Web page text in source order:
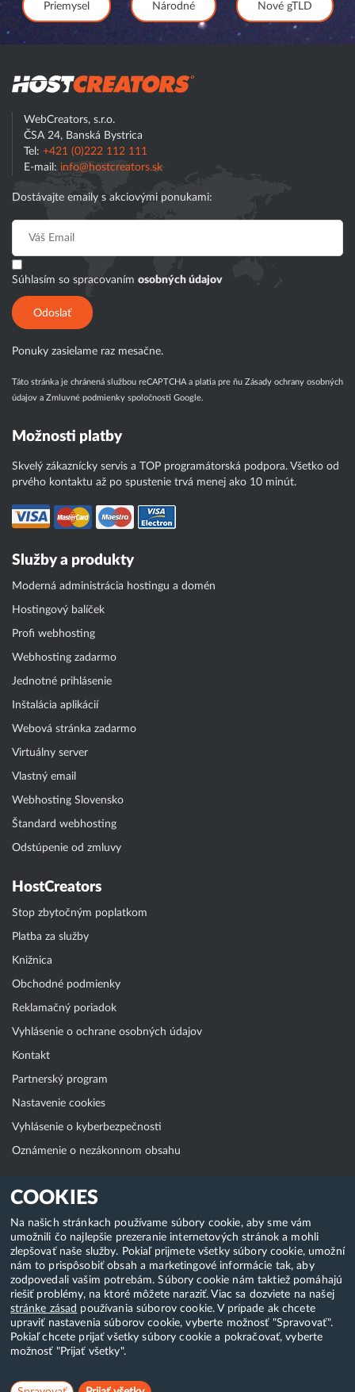
COOKIES
Na našich stránkach používame súbory cookie, aby sme vám
umožnili čo najlepšie prezeranie internetových stránok a mohli
zlepšovať naše služby. Pokiaľ prijmete všetky súbory cookie, umožní
nám to prispôsobiť obsah a marketingové informácie tak, aby
zodpovedali vašim potrebám. Súbory cookie nám taktiež pomáhajú
riešiť problémy, na ktoré môžete naraziť. Viac sa dozviete na našej
stránke zásad používania súborov cookie. V prípade ak chcete
upraviť nastavenia súborov cookie, vyberte možnosť "Spravovať".
Pokiaľ chcete prijať všetky súbory cookie a pokračovať, vyberte
možnosť "Prijať všetky".
Priemysel Národné Nové gTLD
WebCreators, s.r.o.
ČSA 24, Banská Bystrica
Tel: +421 (0)222 112 111
E-mail: info@hostcreators.sk
Dostávajte emaily s akciovými ponukami:
Súhlasím so spracovaním osobných údajov
Odoslať
Ponuky zasielame raz mesačne.
Táto stránka je chránená službou reCAPTCHA a platia pre ňu Zásady ochrany osobných
údajov a Zmluvné podmienky spoločnosti Google.
Možnosti platby
Skvelý zákaznícky servis a TOP programátorská podpora. Všetko od
prvého kontaktu až po spustenie trvá menej ako 10 minút.
Služby a produkty
Moderná administrácia hostingu a domén
Hostingový balíček
Profi webhosting
Webhosting zadarmo
Jednotné prihlásenie
Inštalácia aplikácií
Webová stránka zadarmo
Virtuálny server
Vlastný email
Webhosting Slovensko
Štandard webhosting
Odstúpenie od zmluvy
HostCreators
Stop zbytočným poplatkom
Platba za služby
Knižnica
Obchodné podmienky
Reklamačný poriadok
Vyhlásenie o ochrane osobných údajov
Kontakt
Partnerský program
Nastavenie cookies
Vyhlásenie o kyberbezpečnosti
Oznámenie o nezákonnom obsahu
Klientská zóna
WebAdmin
WebMail
Zmena hesla (E-mail, FTP, SSH)
Webhosting
Domény
Copyright & 2018-2026 HostCreators. Všetky práva vyhradené